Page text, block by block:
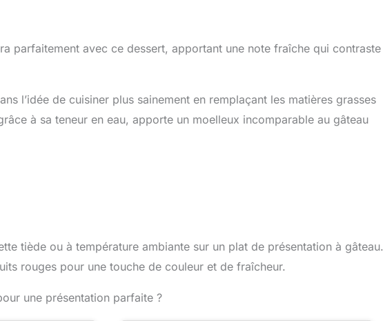
parfaitement avec ce dessert, apportant une note fraîche qui contraste
l’idée de cuisiner plus sainement en remplaçant les matières grasses
à sa teneur en eau, apporte un moelleux incomparable au gâteau
tiède ou à température ambiante sur un plat de présentation à gâteau.
rouges pour une touche de couleur et de fraîcheur.
une présentation parfaite ?